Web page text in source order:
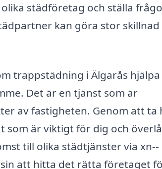
städföretag och ställa
kan göra stor
trappstädning i Älgarås
Det är en tjänst som är
av fastigheten. Genom att ta
som är viktigt för dig och
till olika städtjänster via xn--
att hitta det rätta företaget